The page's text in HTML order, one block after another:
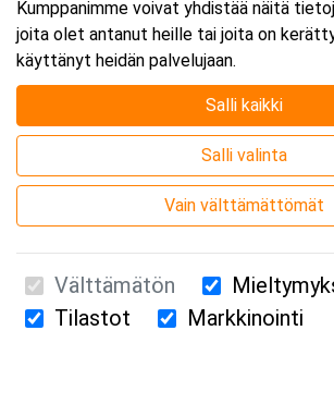
Suomen Ensiapukoulutus Oy / Valimotie
Kumppanimme voivat yhdistää näitä
joita olet antanut heille tai joita on
käyttänyt heidän palvelujaan.
Salli kaikki
Salli valinta
Vain välttämättömät
Välttämätön
Tilastot
Markkinointi